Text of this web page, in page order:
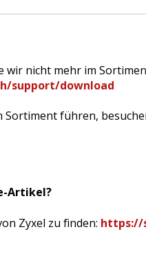
nicht mehr im
support/download
Sortiment führen,
Artikel?
Zyxel zu finden: https://